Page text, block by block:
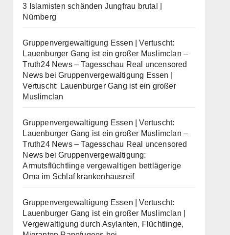
3 Islamisten schänden Jungfrau brutal |
Nürnberg
Gruppenvergewaltigung Essen | Vertuscht:
Lauenburger Gang ist ein großer Muslimclan –
Truth24 News – Tagesschau Real uncensored
News beiGruppenvergewaltigung Essen |
Vertuscht: Lauenburger Gang ist ein großer
Muslimclan
Gruppenvergewaltigung Essen | Vertuscht:
Lauenburger Gang ist ein großer Muslimclan –
Truth24 News – Tagesschau Real uncensored
News beiGruppenvergewaltigung:
Armutsflüchtlinge vergewaltigen bettlägerige
Oma im Schlaf krankenhausreif
Gruppenvergewaltigung Essen | Vertuscht:
Lauenburger Gang ist ein großer Muslimclan |
Vergewaltigung durch Asylanten, Flüchtlinge,